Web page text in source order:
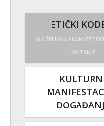
ETIČKI
SLUŽBENIKA I
KISTANJE